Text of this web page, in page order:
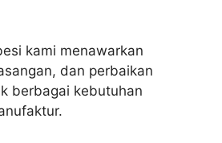
kami menawarkan
dan perbaikan
berbagai kebutuhan